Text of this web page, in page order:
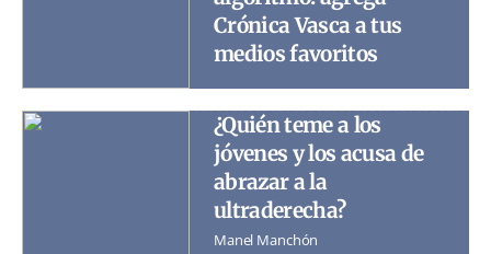
Crónica Vasca a tus
medios favoritos
¿Quién teme a los
jóvenes y los acusa de
abrazar a la
ultraderecha?
Manel Manchón